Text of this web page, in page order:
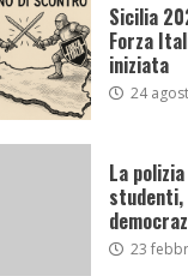
Sicilia
Forza
iniziata
24
La
studenti,
23